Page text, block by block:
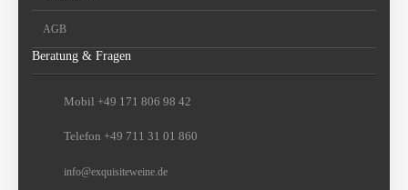
AGB
Beratung & Fragen
Mobil +49 171 806 98 42
Telefon +49 711 31 01 860
info@exquisiteweine.de